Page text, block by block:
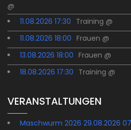
@
11.08.2026 17:30 Training @
11.08.2026 18:00 Frauen @
13.08.2026 18:00 Frauen @
18.08.2026 17:30 Training @
VERANSTALTUNGEN
Maschwurm 2026 29.08.2026